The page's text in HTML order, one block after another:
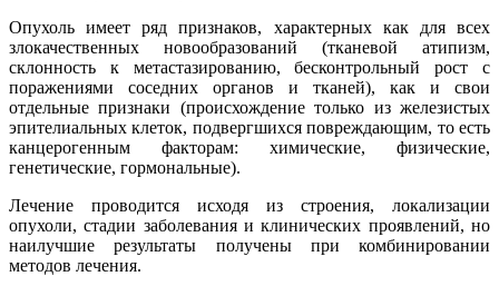
Опухоль имеет ряд признаков, характерных как для всех
злокачественных новообразований (тканевой атипизм,
склонность к метастазированию, бесконтрольный рост с
поражениями соседних органов и тканей), как и свои
отдельные признаки (происхождение только из железистых
эпителиальных клеток, подвергшихся повреждающим, то есть
канцерогенным факторам: химические, физические,
генетические, гормональные).
Лечение проводится исходя из строения, локализации
опухоли, стадии заболевания и клинических проявлений, но
наилучшие результаты получены при комбинировании
методов лечения.